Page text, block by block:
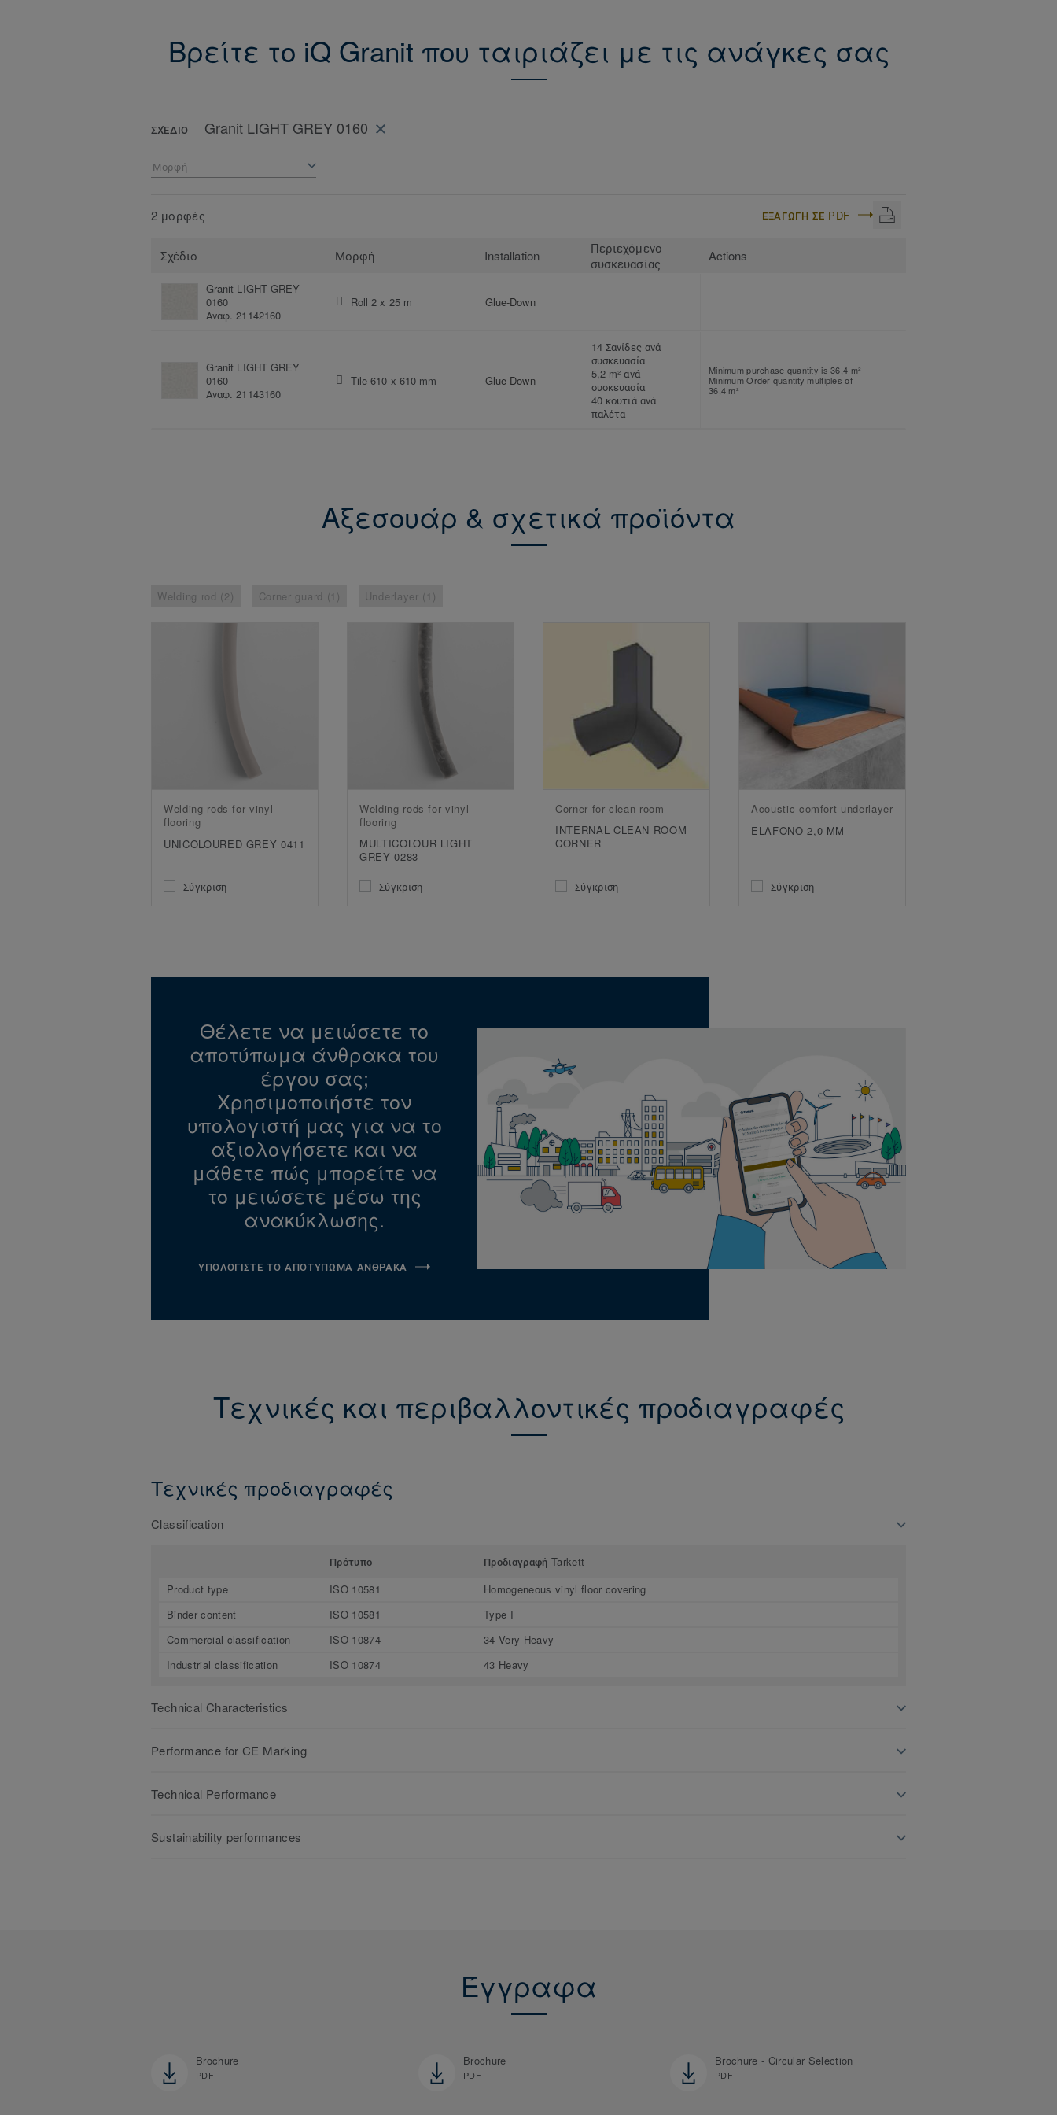
Βρείτε το iQ Granit που ταιριάζει με τις ανάγκες σας
ΣΧΈΔΙΟ Granit LIGHT GREY 0160
Μορφή
2 μορφές ΕΞΑΓΩΓΉ ΣΕ PDF
Σχέδιο Μορφή Installation
Περιεχόμενο
συσκευασίας
Actions
Granit LIGHT GREY
0160
Αναφ. 21142160
Roll 2 x 25 m Glue-Down
Granit LIGHT GREY
0160
Αναφ. 21143160
Tile 610 x 610 mm Glue-Down
14 Σανίδες ανά
συσκευασία
5,2 m² ανά
συσκευασία
40 κουτιά ανά
παλέτα
Minimum purchase quantity is 36,4 m²
Minimum Order quantity multiples of
36,4 m²
Αξεσουάρ & σχετικά προϊόντα
Welding rod (2) Corner guard (1) Underlayer (1)
Welding rods for vinyl
flooring
UNICOLOURED GREY 0411
Σύγκριση
Welding rods for vinyl
flooring
MULTICOLOUR LIGHT
GREY 0283
Σύγκριση
Corner for clean room
INTERNAL CLEAN ROOM
CORNER
Σύγκριση
Acoustic comfort underlayer
ELAFONO 2,0 MM
Σύγκριση
Θέλετε να μειώσετε το
αποτύπωμα άνθρακα του
έργου σας;
Χρησιμοποιήστε τον
υπολογιστή μας για να το
αξιολογήσετε και να
μάθετε πώς μπορείτε να
το μειώσετε μέσω της
ανακύκλωσης.
ΥΠΟΛΟΓΙΣΤΕ ΤΟ ΑΠΟΤΥΠΩΜΑ ΑΝΘΡΑΚΑ
Τεχνικές και περιβαλλοντικές προδιαγραφές
Τεχνικές προδιαγραφές
Classification
Πρότυπο
Προδιαγραφή Tarkett
Product type
ISO 10581
Homogeneous vinyl floor covering
Binder content
ISO 10581
Type I
Commercial classification
ISO 10874
34 Very Heavy
Industrial classification
ISO 10874 43 Heavy
Technical Characteristics
Performance for CE Marking
Technical Performance
Sustainability performances
Έγγραφα
Brochure
PDF
Brochure
PDF
Brochure - Circular Selection
PDF